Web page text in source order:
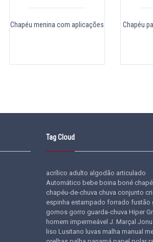
Chapéu menina com aplicações Chapéu
Tag Cloud
acrílico adulto algodão articulado
Automático bebe boina boné
chapéu-de-chuva chuva conjunto
espinha estampado forrado fustão
gomos gorro guarda-chuva Hiper
homem impermeável J. Marçal Jonu
liso Lusitano luvas malha manual